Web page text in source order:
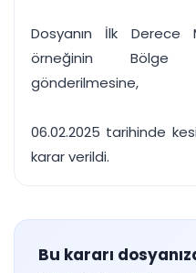
Dosyanın İlk Derece
örneğinin Bölge
gönderilmesine,
06.02.2025 tarihinde
karar verildi.
Bu kararı